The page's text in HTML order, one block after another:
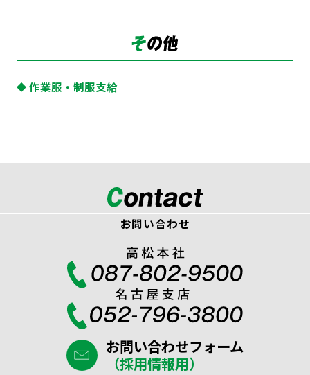
作業服・制服支給
お問い合わせ
お問い合わせフォーム
（採用情報用）